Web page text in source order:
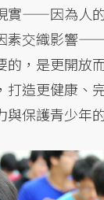
實——因為人
素交織影響
的，是更開放
打造更健康、
保護青少年